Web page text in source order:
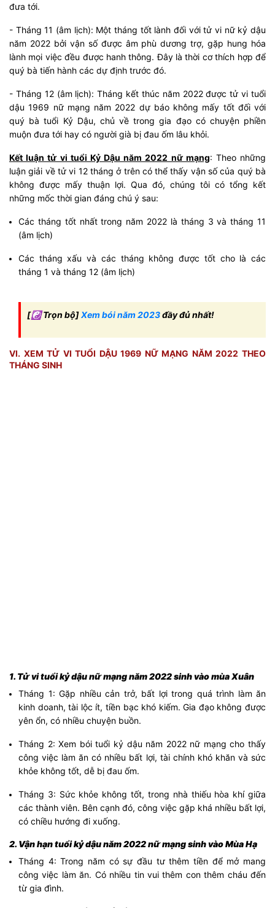
đưa tới.
- Tháng 11 (âm lịch): Một tháng tốt lành đối với tử vi nữ kỷ dậu
năm 2022 bởi vận số được âm phù dương trợ, gặp hung hóa
lành mọi việc đều được hanh thông. Đây là thời cơ thích hợp để
quý bà tiến hành các dự định trước đó.
- Tháng 12 (âm lịch): Tháng kết thúc năm 2022 được tử vi tuổi
dậu 1969 nữ mạng năm 2022 dự báo không mấy tốt đối với
quý bà tuổi Kỷ Dậu, chủ về trong gia đạo có chuyện phiền
muộn đưa tới hay có người già bị đau ốm lâu khỏi.
Kết luận tử vi tuổi Kỷ Dậu năm 2022 nữ mạng: Theo những
luận giải về tử vi 12 tháng ở trên có thể thấy vận số của quý bà
không được mấy thuận lợi. Qua đó, chúng tôi có tổng kết
những mốc thời gian đáng chú ý sau:
Các tháng tốt nhất trong năm 2022 là tháng 3 và tháng 11
(âm lịch)
Các tháng xấu và các tháng không được tốt cho là các
tháng 1 và tháng 12 (âm lịch)
[☯ Trọn bộ]Xem bói năm 2023đầy đủ nhất!
VI. XEM TỬ VI TUỔI DẬU 1969 NỮ MẠNG NĂM 2022 THEO
THÁNG SINH
1. Tử vi tuổi kỷ dậu nữ mạng năm 2022 sinh vào mùa Xuân
Tháng 1: Gặp nhiều cản trở, bất lợi trong quá trình làm ăn
kinh doanh, tài lộc ít, tiền bạc khó kiếm. Gia đạo không được
yên ổn, có nhiều chuyện buồn.
Tháng 2: Xem bói tuổi kỷ dậu năm 2022 nữ mạng cho thấy
công việc làm ăn có nhiều bất lợi, tài chính khó khăn và sức
khỏe không tốt, dễ bị đau ốm.
Tháng 3: Sức khỏe không tốt, trong nhà thiếu hòa khí giữa
các thành viên. Bên cạnh đó, công việc gặp khá nhiều bất lợi,
có chiều hướng đi xuống.
2. Vận hạn tuổi kỷ dậu năm 2022 nữ mạng sinh vào Mùa Hạ
Tháng 4: Trong năm có sự đầu tư thêm tiền để mở mang
công việc làm ăn. Có nhiều tin vui thêm con thêm cháu đến
từ gia đình.